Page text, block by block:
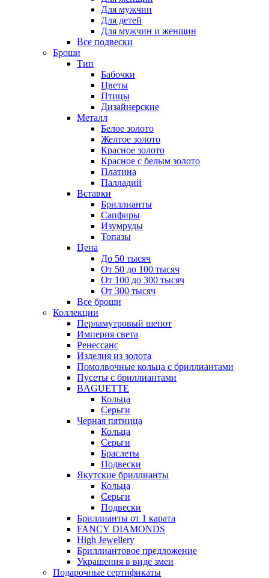
Для мужчин
Для детей
Для мужчин и женщин
Все подвески
Броши
Тип
Бабочки
Цветы
Птицы
Дизайнерские
Металл
Белое золото
Желтое золото
Красное золото
Красное с белым золото
Платина
Палладий
Вставки
Бриллианты
Сапфиры
Изумруды
Топазы
Цена
До 50 тысяч
От 50 до 100 тысяч
От 100 до 300 тысяч
От 300 тысяч
Все броши
Коллекции
Перламутровый шепот
Империя света
Ренессанс
Изделия из золота
Помолвочные кольца с бриллиантами
Пусеты с бриллиантами
BAGUETTE
Кольца
Серьги
Черная пятница
Кольца
Серьги
Браслеты
Подвески
Якутские бриллианты
Кольца
Серьги
Подвески
Бриллианты от 1 карата
FANCY DIAMONDS
High Jewellery
Бриллиантовое предложение
Украшения в виде змеи
Подарочные сертификаты